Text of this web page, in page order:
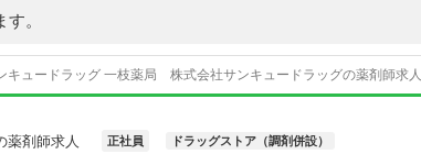
。
キュードラッグ 一枝薬局 株式会社サンキュードラッグの薬剤師求人
薬剤師求人 正社員 ドラッグストア（調剤併設）